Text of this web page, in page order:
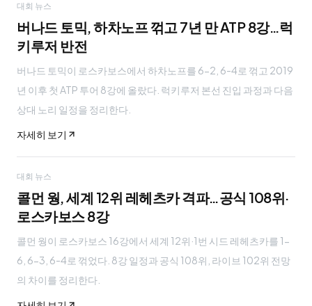
대회 뉴스
버나드 토믹, 하차노프 꺾고 7년 만 ATP 8강…럭
키루저 반전
버나드 토믹이 로스카보스에서 하차노프를 6-2, 6-4로 꺾고 2019
년 이후 첫 ATP 투어 8강에 올랐다. 럭키루저 본선 진입 과정과 다음
상대 노리 일정을 정리한다.
자세히 보기
대회 뉴스
콜먼 웡, 세계 12위 레헤츠카 격파…공식 108위·
로스카보스 8강
콜먼 웡이 로스카보스 16강에서 세계 12위·1번 시드 레헤츠카를 1-
6, 6-3, 6-4로 꺾었다. 8강 일정과 공식 108위, 라이브 102위 전망
의 차이를 정리한다.